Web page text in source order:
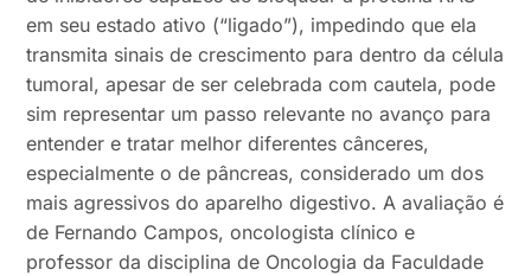
em seu estado ativo (“ligado”), impedindo que ela
transmita sinais de crescimento para dentro da célula
tumoral, apesar de ser celebrada com cautela, pode
sim representar um passo relevante no avanço para
entender e tratar melhor diferentes cânceres,
especialmente o de pâncreas, considerado um dos
mais agressivos do aparelho digestivo. A avaliação é
de Fernando Campos, oncologista clínico e
professor da disciplina de Oncologia da Faculdade